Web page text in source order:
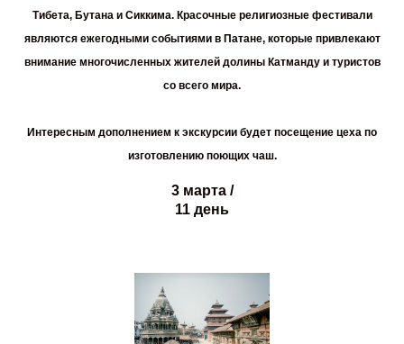
Тибета, Бутана и Сиккима. Красочные религиозные фестивали
являются ежегодными событиями в Патане, которые привлекают
внимание многочисленных жителей долины Катманду и туристов
со всего мира.
Интересным дополнением к экскурсии будет посещение цеха по
изготовлению поющих чаш.
3 марта /
11 день